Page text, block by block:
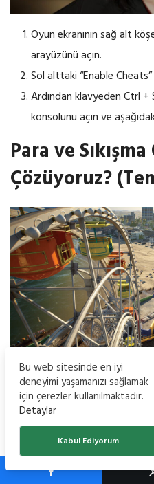
Oyun ekranının sağ alt
arayüzünü açın.
Sol alttaki “Enable
Ardından klavyeden Ctrl
konsolunu açın ve
Para ve
Çözüyoruz?
Beyler, bayanlar; oyun ilk
o iki can kurtaran özellik
ediyor. Ama son yamalarla
kafanız karışmasın diye
Çuval dolusu Meow
Bu web sitesinde en iyi
deneyimi yaşamanızı sağlamak
için çerezler kullanılmaktadır.
Detaylar
Kabul Ediyorum